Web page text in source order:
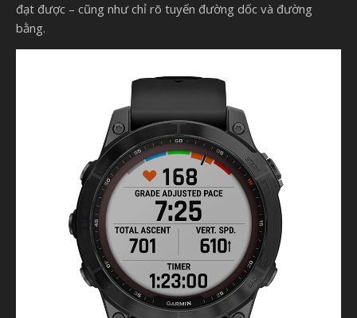
đạt được – cũng như chỉ rõ tuyến đường dốc và đường
bằng.